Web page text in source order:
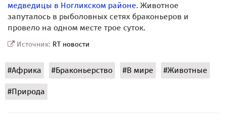
медведицы в Ногликском районе. Животное
запуталось в рыболовных сетях браконьеров и
провело на одном месте трое суток.
Источник: RT новости
#Африка #Браконьерство #В мире #Животные
#Природа